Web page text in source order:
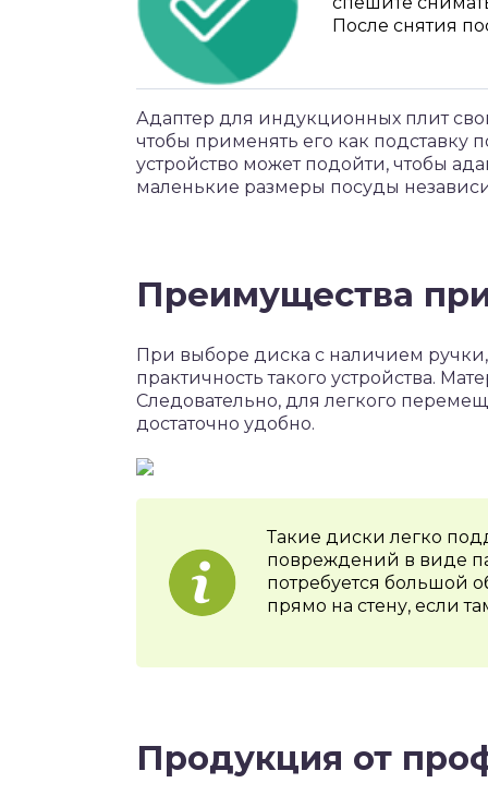
После снятия
Адаптер для индукционных плит
чтобы применять его как подставку
устройство может подойти, чтобы
маленькие размеры посуды
Преимущества
При выборе диска с наличием
практичность такого устройства.
Следовательно, для легкого
достаточно удобно.
Такие диски легко
повреждений в виде
потребуется большой
прямо на стену, если
Продукция от